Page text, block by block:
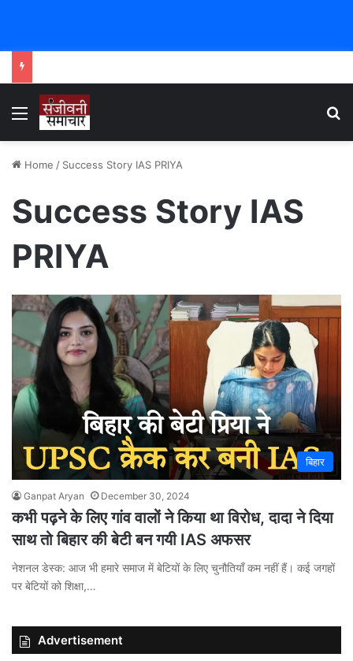
Menu
Home / Success Story IAS PRIYA
Success Story IAS
PRIYA
बिहार
Ganpat Aryan December 30, 2024
कभी पढ़ने के लिए गांव वालों ने किया था विरोध, दादा ने दिया
साथ तो बिहार की बेटी बन गयी IAS अफसर
नेशनल डेस्क: आज भी हमारे समाज में बेटियों के लिए चुनौतियाँ कम नहीं हैं। कई जगहों
पर बेटियों को शिक्षा,…
Advertisement